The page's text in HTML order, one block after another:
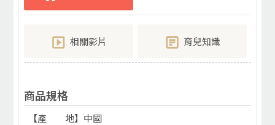
相關影片 育兒知識
商品規格
【產 地】中國